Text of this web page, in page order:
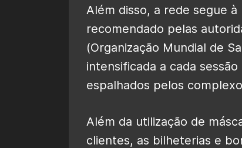
Além disso, a rede segue
recomendado pelas
(Organização Mundial de
intensificada a cada
espalhados pelos
Além da utilização de
clientes, as bilheterias e